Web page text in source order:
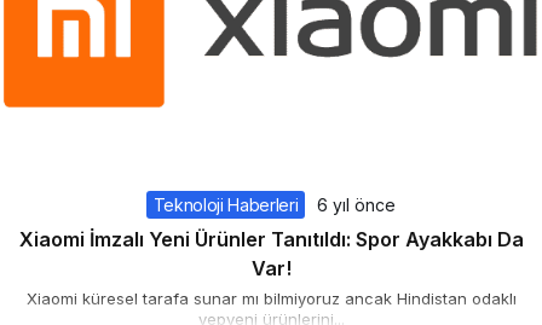
Teknoloji Haberleri 6 yıl önce
Xiaomi İmzalı Yeni Ürünler Tanıtıldı: Spor Ayakkabı Da
Var!
Xiaomi küresel tarafa sunar mı bilmiyoruz ancak Hindistan odaklı
yepyeni ürünlerini...